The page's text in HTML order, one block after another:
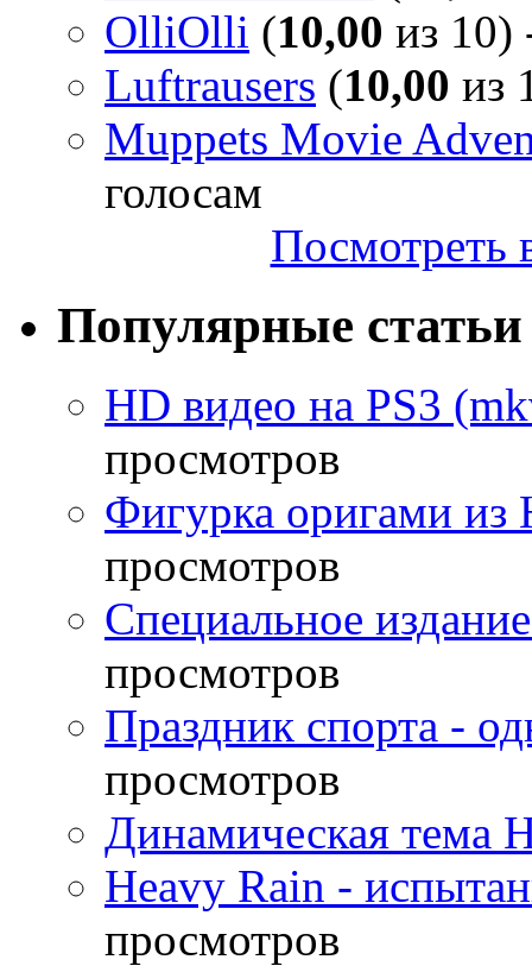
OlliOlli (10,00 из 10)
Luftrausers (10,00 из
Muppets Movie
голосам
Посмотреть
Популярные статьи
HD видео на PS3
просмотров
Фигурка оригами из
просмотров
Специальное
просмотров
Праздник спорта -
просмотров
Динамическая тема
Heavy Rain -
просмотров